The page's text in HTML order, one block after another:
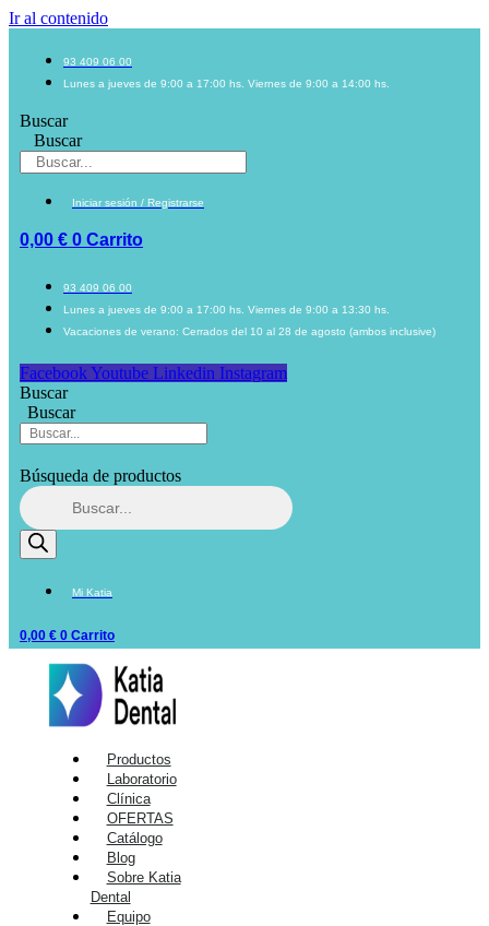
Ir al contenido
93 409 06 00
Lunes a jueves de 9:00 a 17:00 hs. Viernes de 9:00 a 14:00 hs.
Buscar
Buscar
Iniciar sesión / Registrarse
0,00 € 0 Carrito
93 409 06 00
Lunes a jueves de 9:00 a 17:00 hs. Viernes de 9:00 a 13:30 hs.
Vacaciones de verano: Cerrados del 10 al 28 de agosto (ambos inclusive)
Facebook Youtube Linkedin Instagram
Buscar
Buscar
Búsqueda de productos
Mi Katia
0,00 € 0 Carrito
Productos
Laboratorio
Clínica
OFERTAS
Catálogo
Blog
Sobre Katia
Dental
Equipo